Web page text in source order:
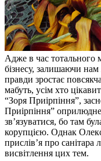
Адже в час тотального
бізнесу, залишаючи
правди зростає
мабуть, усім хто
“Зоря Приірпіння”,
Приірпіння”
зв’язуватися, бо там
корупцією. Однак
прислів’я про санітара
висвітлення цих тем.